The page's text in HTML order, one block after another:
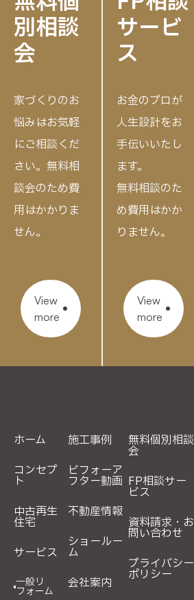
別相談
会
家づくりのお
悩みはお気軽
にご相談くだ
さい。 無料相
談会のため費
用はかかりま
せん。
View
more
サービ
ス
お金のプロが
人生設計をお
手伝いいたし
ます。
無料相談のた
め費用はかか
りません。
View
more
ホーム
コンセプ
ト
中古再生
住宅
サービス
一般リ
フォーム
施工事例
ビフォーア
フター動画
不動産情報
ショールー
ム
会社案内
無料個別相談
会
FP相談サー
ビス
資料請求・お
問い合わせ
プライバシー
ポリシー